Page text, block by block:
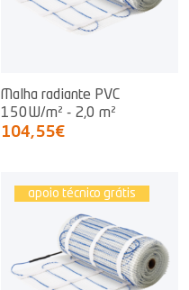
Malha radiante PVC
150W/m² - 2,0 m²
104,55€
apoio técnico grátis